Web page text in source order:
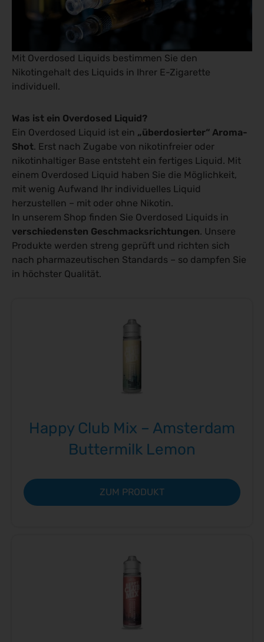
Mit Overdosed Liquids bestimmen Sie den
Nikotingehalt des Liquids in Ihrer E-Zigarette
individuell.
Was ist ein Overdosed Liquid?
Ein Overdosed Liquid ist ein „überdosierter“ Aroma-
Shot. Erst nach Zugabe von nikotinfreier oder
nikotinhaltiger Base entsteht ein fertiges Liquid. Mit
einem Overdosed Liquid haben Sie die Möglichkeit,
mit wenig Aufwand Ihr individuelles Liquid
herzustellen – mit oder ohne Nikotin.
In unserem Shop finden Sie Overdosed Liquids in
verschiedensten Geschmacksrichtungen. Unsere
Produkte werden streng geprüft und richten sich
nach pharmazeutischen Standards – so dampfen Sie
in höchster Qualität.
Happy Club Mix – Amsterdam
Buttermilk Lemon
ZUM PRODUKT